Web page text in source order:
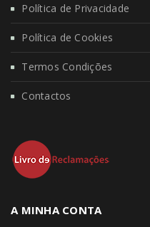
Política de Privacidade
Política de Cookies
Termos Condições
Contactos
A MINHA CONTA